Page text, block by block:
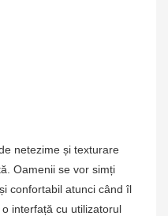
netezime și texturare
Oamenii se vor simți
confortabil atunci când îl
interfață cu utilizatorul